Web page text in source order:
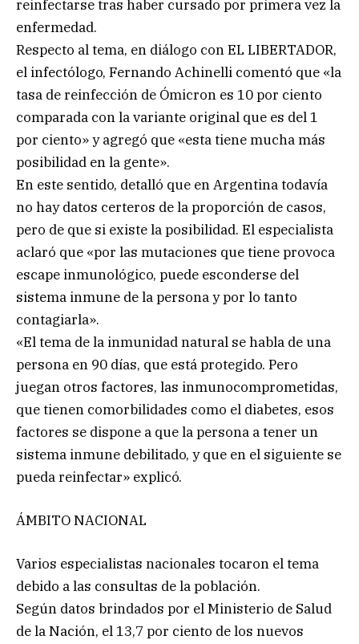
reinfectarse tras haber cursado por primera vez la
enfermedad.
Respecto al tema, en diálogo con EL LIBERTADOR,
el infectólogo, Fernando Achinelli comentó que «la
tasa de reinfección de Ómicron es 10 por ciento
comparada con la variante original que es del 1
por ciento» y agregó que «esta tiene mucha más
posibilidad en la gente».
En este sentido, detalló que en Argentina todavía
no hay datos certeros de la proporción de casos,
pero de que si existe la posibilidad. El especialista
aclaró que «por las mutaciones que tiene provoca
escape inmunológico, puede esconderse del
sistema inmune de la persona y por lo tanto
contagiarla».
«El tema de la inmunidad natural se habla de una
persona en 90 días, que está protegido. Pero
juegan otros factores, las inmunocomprometidas,
que tienen comorbilidades como el diabetes, esos
factores se dispone a que la persona a tener un
sistema inmune debilitado, y que en el siguiente se
pueda reinfectar» explicó.
ÁMBITO NACIONAL
Varios especialistas nacionales tocaron el tema
debido a las consultas de la población.
Según datos brindados por el Ministerio de Salud
de la Nación, el 13,7 por ciento de los nuevos